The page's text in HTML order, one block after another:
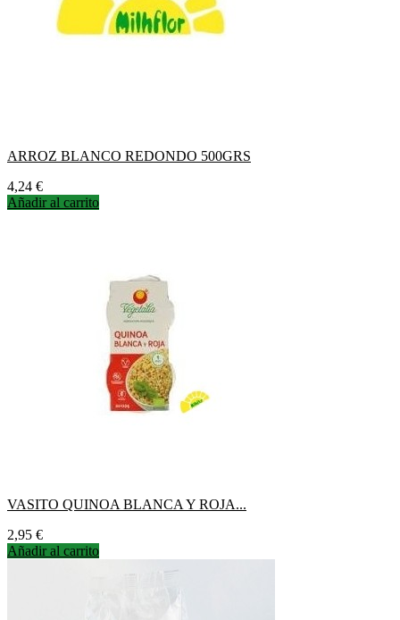
ARROZ BLANCO REDONDO 500GRS
Precio
4,24 €
Añadir al carrito
VASITO QUINOA BLANCA Y ROJA...
Precio
2,95 €
Añadir al carrito